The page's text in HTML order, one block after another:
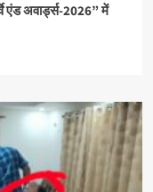
एंड अवार्ड्स-2026” में